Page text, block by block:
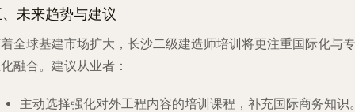
未来趋势与建议
全球基建市场扩大，长沙二级建造师培训将更注重国际化与专
融合。建议从业者：
主动选择强化对外工程内容的培训课程，补充国际商务知识